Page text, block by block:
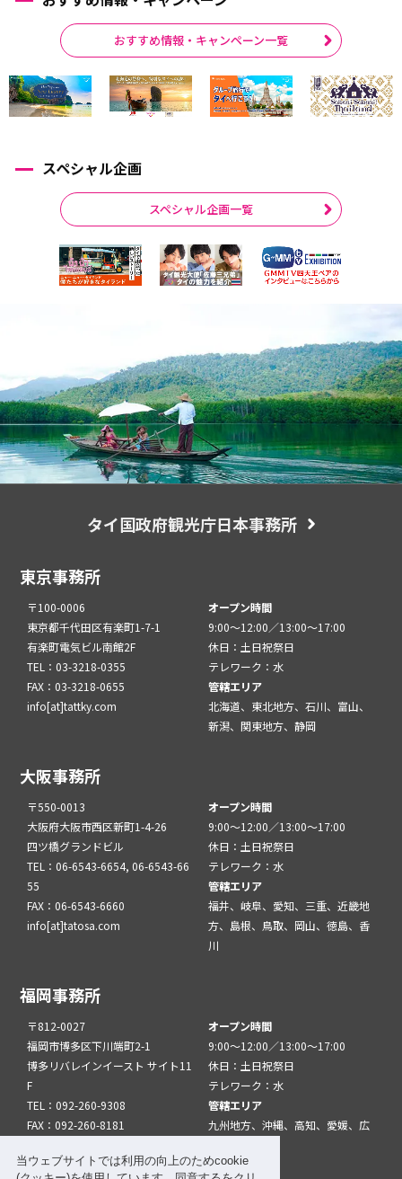
当ウェブサイトでは利用の向上のためcookie
おすすめ情報・キャンペーン一覧
スペシャル企画
スペシャル企画一覧
タイ国政府観光庁日本事務所
東京事務所
〒100-0006
東京都千代田区有楽町1-7-1
有楽町電気ビル南館2F
TEL：03-3218-0355
FAX：03-3218-0655
info[at]tattky.com
オープン時間
9:00～12:00／13:00～17:00
休日：土日祝祭日
テレワーク：水
管轄エリア
北海道、東北地方、石川、富山、
新潟、関東地方、静岡
大阪事務所
〒550-0013
大阪府大阪市西区新町1-4-26
四ツ橋グランドビル
TEL：06-6543-6654, 06-6543-66
55
FAX：06-6543-6660
info[at]tatosa.com
オープン時間
9:00～12:00／13:00～17:00
休日：土日祝祭日
テレワーク：水
管轄エリア
福井、岐阜、愛知、三重、近畿地
方、島根、鳥取、岡山、徳島、香
川
福岡事務所
〒812-0027
福岡市博多区下川端町2-1
博多リバレインイースト サイト11
F
TEL：092-260-9308
FAX：092-260-8181
オープン時間
9:00～12:00／13:00～17:00
休日：土日祝祭日
テレワーク：水
管轄エリア
九州地方、沖縄、高知、愛媛、広